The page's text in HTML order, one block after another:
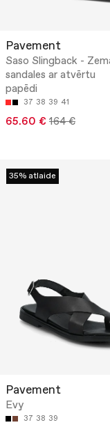
Pavement
Saso Slingback -
sandales ar atvērtu
papēdi
37 38 39 41
65.60 € 164 €
35% atlaide
Pavement
Evy
37 38 39